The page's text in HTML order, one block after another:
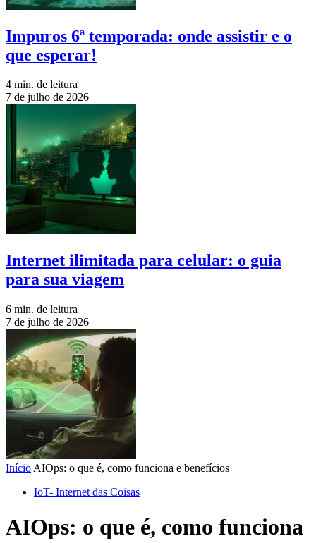
Impuros 6ª temporada: onde assistir e o
que esperar!
4 min. de leitura
7 de julho de 2026
Internet ilimitada para celular: o guia
para sua viagem
6 min. de leitura
7 de julho de 2026
Início AIOps: o que é, como funciona e benefícios
IoT- Internet das Coisas
AIOps: o que é, como funciona